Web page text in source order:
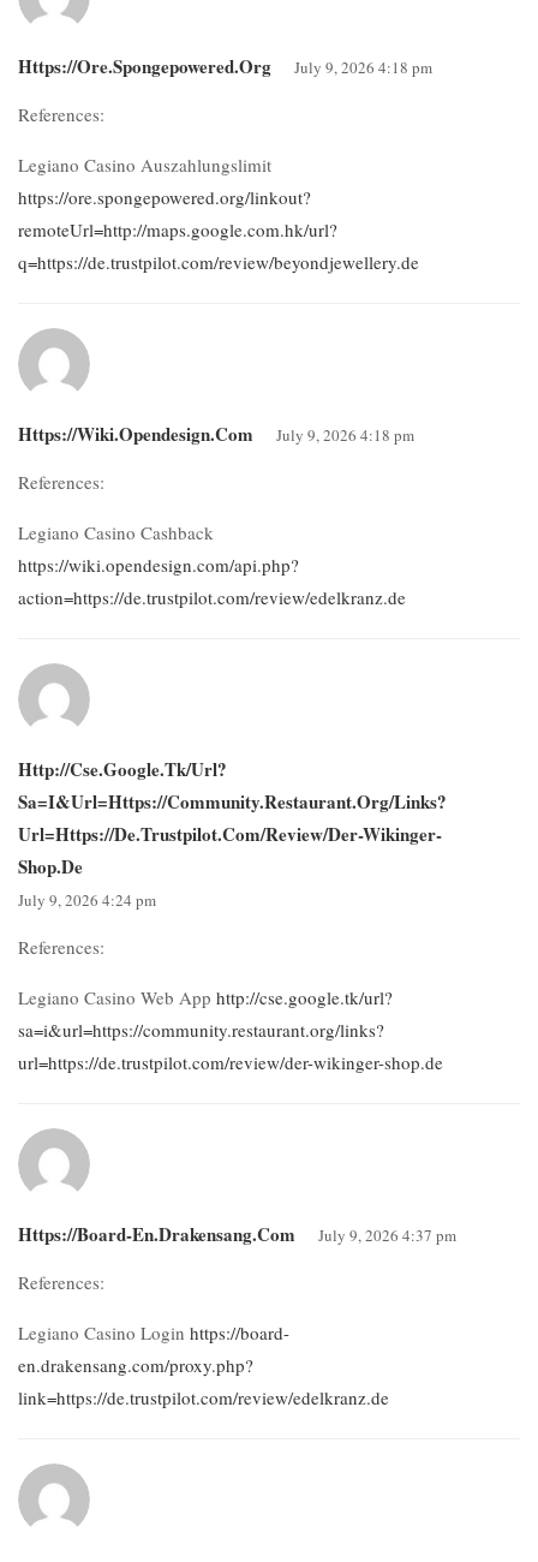
Https://ore.spongepowered.org July 9, 2026 4:18 pm
References:
Legiano Casino Auszahlungslimit
https://ore.spongepowered.org/linkout?
remoteUrl=http://maps.google.com.hk/url?
q=https://de.trustpilot.com/review/beyondjewellery.de
Https://wiki.opendesign.com July 9, 2026 4:18 pm
References:
Legiano Casino Cashback
https://wiki.opendesign.com/api.php?
action=https://de.trustpilot.com/review/edelkranz.de
Http://cse.google.tk/url?
Sa=i&url=https://community.restaurant.org/links?
Url=https://de.trustpilot.com/review/der-Wikinger-
Shop.de
July 9, 2026 4:24 pm
References:
Legiano Casino Web App http://cse.google.tk/url?
sa=i&url=https://community.restaurant.org/links?
url=https://de.trustpilot.com/review/der-wikinger-shop.de
Https://board-En.drakensang.com July 9, 2026 4:37 pm
References:
Legiano Casino Login https://board-
en.drakensang.com/proxy.php?
link=https://de.trustpilot.com/review/edelkranz.de